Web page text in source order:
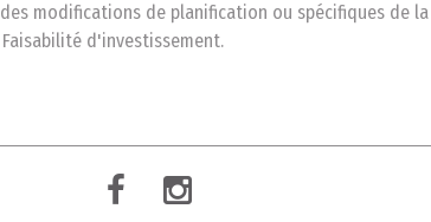
des modifications de planification ou spécifiques de
Faisabilité d'investissement.